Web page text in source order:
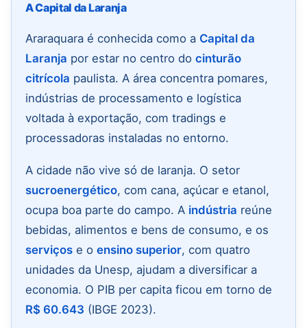
A Capital da Laranja
Araraquara é conhecida como a Capital da
Laranja por estar no centro do cinturão
citrícola paulista. A área concentra pomares,
indústrias de processamento e logística
voltada à exportação, com tradings e
processadoras instaladas no entorno.
A cidade não vive só de laranja. O setor
sucroenergético, com cana, açúcar e etanol,
ocupa boa parte do campo. A indústria reúne
bebidas, alimentos e bens de consumo, e os
serviços e o ensino superior, com quatro
unidades da Unesp, ajudam a diversificar a
economia. O PIB per capita ficou em torno de
R$ 60.643 (IBGE 2023).